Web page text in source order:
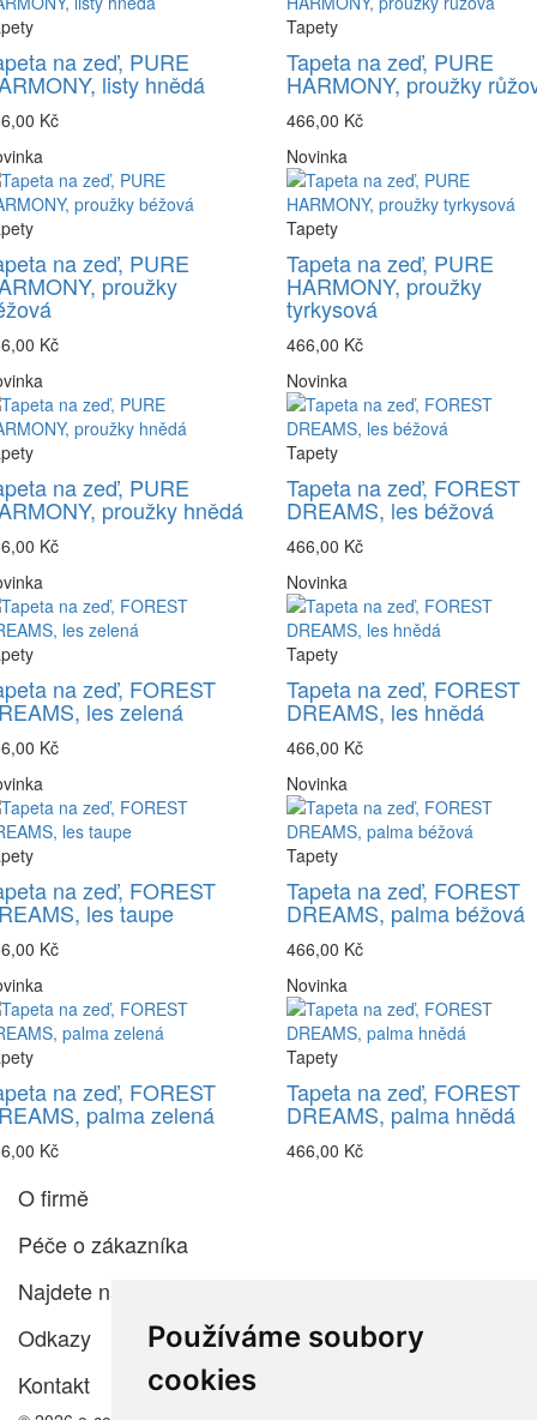
Používáme soubory
cookies
na zeď, PURE
listy hnědá
Kč
Tapety
Tapeta na zeď, PURE
HARMONY, proužky
466,00 Kč
na zeď, PURE
proužky
Kč
Novinka
Tapety
Tapeta na zeď, PURE
HARMONY, proužky
tyrkysová
466,00 Kč
na zeď, PURE
proužky hnědá
Kč
Novinka
Tapety
Tapeta na zeď, FOREST
DREAMS, les béžová
466,00 Kč
na zeď, FOREST
les zelená
Kč
Novinka
Tapety
Tapeta na zeď, FOREST
DREAMS, les hnědá
466,00 Kč
na zeď, FOREST
les taupe
Kč
Novinka
Tapety
Tapeta na zeď, FOREST
DREAMS, palma béžová
466,00 Kč
na zeď, FOREST
palma zelená
Kč
Novinka
Tapety
Tapeta na zeď, FOREST
DREAMS, palma hnědá
466,00 Kč
O firmě
Péče o zákazníka
Najdete nás
Odkazy
Kontakt